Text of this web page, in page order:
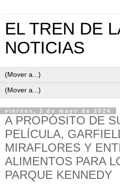
EL TREN DE
NOTICIAS
viernes, 3 de mayo de 2024
A PROPÓSITO DE
PELÍCULA,
MIRAFLORES Y
ALIMENTOS PARA
PARQUE KENNEDY